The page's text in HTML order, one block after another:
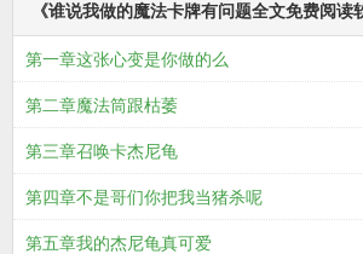
《谁说我做的魔法卡牌有问题全文免费阅读
第一章这张心变是你做的么
第二章魔法筒跟枯萎
第三章召唤卡杰尼龟
第四章不是哥们你把我当猪杀呢
第五章我的杰尼龟真可爱